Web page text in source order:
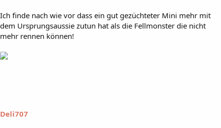
Ich finde nach wie vor dass ein gut gezüchteter Mini mehr mit
dem Ursprungsaussie zutun hat als die Fellmonster die nicht
mehr rennen können!
Deli707